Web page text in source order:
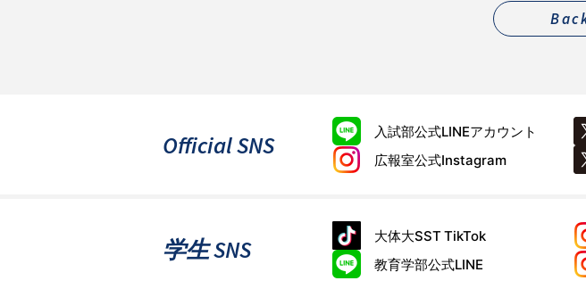
Official SNS 入試部公式LINEアカウント
広報室公式Instagram
学生 SNS 大体大SSTTikTok
教育学部公式LINE